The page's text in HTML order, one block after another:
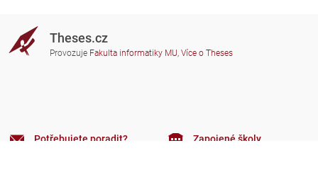
Theses.cz
Provozuje Fakulta informatiky MU, Více o Theses
Potřebujete poradit? Zapojené školy